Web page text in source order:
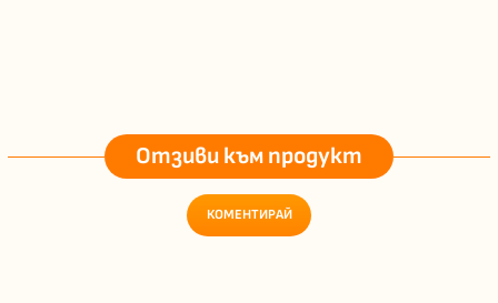
Отзиви към продукт
КОМЕНТИРАЙ